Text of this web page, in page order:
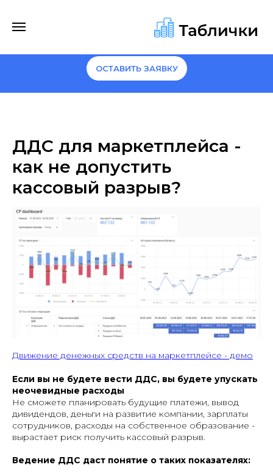
Сравним прибыль по FBO и FBS на ваших
данных и покажем, какие SKU стоит
ОСТАВИТЬ ЗАЯВКУ
ДДС для маркетплейса -
как не допустить
кассовый разрыв?
Движение денежных средств на маркетплейсе - демо
Если вы не будете вести ДДС, вы будете упускать
неочевидные расходы
Не сможете планировать будущие платежи, вывод
дивидендов, деньги на развитие компании, зарплаты
сотрудников, расходы на собственное образование -
вырастает риск получить кассовый разрыв.
Ведение ДДС даст понятие о таких показателях: